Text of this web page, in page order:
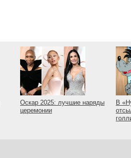
Оскар 2025: лучшие наряды
церемонии
В